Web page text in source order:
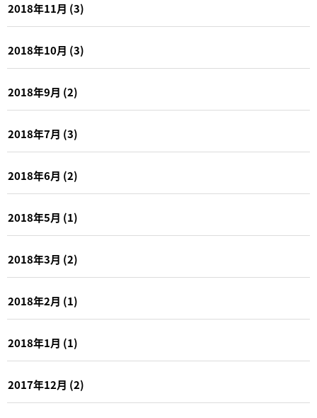
2018年11月 (3)
2018年10月 (3)
2018年9月 (2)
2018年7月 (3)
2018年6月 (2)
2018年5月 (1)
2018年3月 (2)
2018年2月 (1)
2018年1月 (1)
2017年12月 (2)